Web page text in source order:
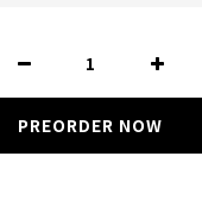
PREORDER NOW